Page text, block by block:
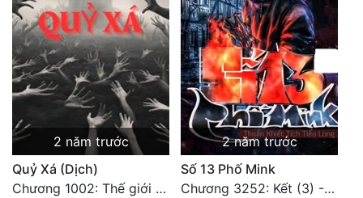
2 năm trước
Quỷ Xá (Dịch)
Chương 1002: Thế giới mới (Kết thúc)
2 năm trước
Số 13 Phố Mink
Chương 3252: Kết (3) - HẾT.